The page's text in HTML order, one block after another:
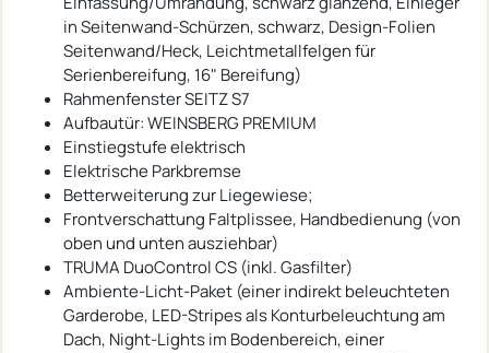
in Seitenwand-Schürzen, schwarz, Design-Folien
Seitenwand/Heck, Leichtmetallfelgen für
Serienbereifung, 16" Bereifung)
Rahmenfenster SEITZ S7
Aufbautür: WEINSBERG PREMIUM
Einstiegstufe elektrisch
Elektrische Parkbremse
Betterweiterung zur Liegewiese;
Frontverschattung Faltplissee, Handbedienung (von
oben und unten ausziehbar)
TRUMA DuoControl CS (inkl. Gasfilter)
Ambiente-Licht-Paket (einer indirekt beleuchteten
Garderobe, LED-Stripes als Konturbeleuchtung am
Dach, Night-Lights im Bodenbereich, einer